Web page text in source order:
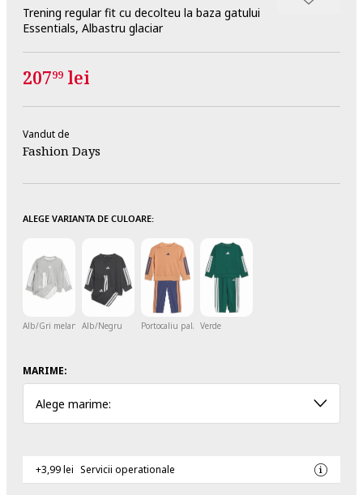
Trening regular fit cu decolteu la baza gatului
Essentials, Albastru glaciar
20799 lei
Vandut de
Fashion Days
ALEGE VARIANTA DE CULOARE:
Alb/Gri melangeAlb/Negru Portocaliu pal/Bleumarin
Verde
MARIME:
Alege marime:
+3,99 lei Servicii operationale